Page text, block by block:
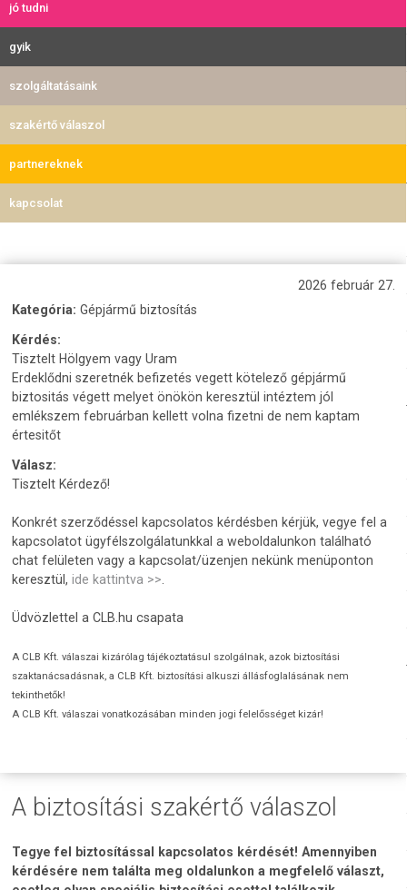
jó tudni
gyik
szolgáltatásaink
szakértő válaszol
partnereknek
kapcsolat
2026 február 27.
Kategória:Gépjármű biztosítás
Kérdés:
Tisztelt Hölgyem vagy Uram
Erdeklődni szeretnék befizetés vegett kötelező gépjármű
biztositás végett melyet önökön keresztül intéztem jól
emlékszem februárban kellett volna fizetni de nem kaptam
értesitőt
Válasz:
Tisztelt Kérdező!
Konkrét szerződéssel kapcsolatos kérdésben kérjük, vegye fel a
kapcsolatot ügyfélszolgálatunkkal a weboldalunkon található
chat felületen vagy a kapcsolat/üzenjen nekünk menüponton
keresztül,ide kattintva >>
Üdvözlettel a CLB.hu csapata
A CLB Kft. válaszai kizárólag tájékoztatásul szolgálnak, azok biztosítási
szaktanácsadásnak, a CLB Kft. biztosítási alkuszi állásfoglalásának nem
tekinthetők!
A CLB Kft. válaszai vonatkozásában minden jogi felelősséget kizár!
A biztosítási szakértő válaszol
Tegye fel biztosítással kapcsolatos kérdését! Amennyiben
kérdésére nem találta meg oldalunkon a megfelelő választ,